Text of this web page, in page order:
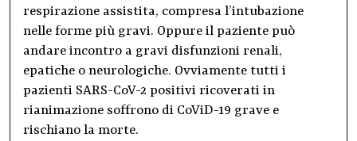
respirazione assistita, compresa l’intubazione
nelle forme più gravi. Oppure il paziente può
andare incontro a gravi disfunzioni renali,
epatiche o neurologiche. Ovviamente tutti i
pazienti SARS-CoV-2 positivi ricoverati in
rianimazione soffrono di CoViD-19 grave e
rischiano la morte.